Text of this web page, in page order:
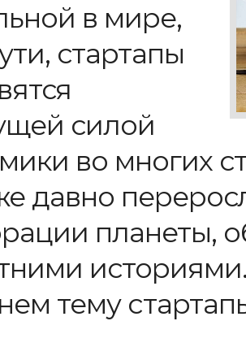
в мире,
стартапы
силой
во многих
давно
планеты,
тему